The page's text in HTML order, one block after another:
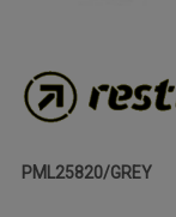
PML25820/GREY